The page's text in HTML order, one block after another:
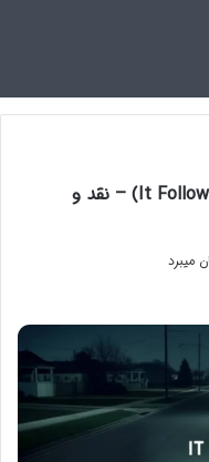
معرفی فیلم به دنبال می آید (It Follows 2014) – نقد و